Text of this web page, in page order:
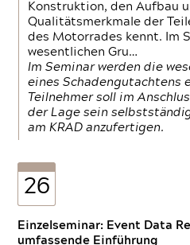
Konstruktion, den Aufbau
Qualitätsmerkmale der
des Motorrades kennt. Im
wesentlichen Gru…
Im Seminar werden die
eines Schadengutachtens
Teilnehmer soll im
der Lage sein
am KRAD anzufertigen.
26
Einzelseminar: Event Data
umfassende Einführung